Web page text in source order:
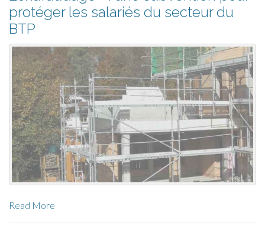
protéger les salariés du secteur du
BTP
Read More